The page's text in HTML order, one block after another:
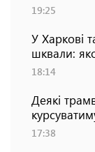
19:25
У Харкові
шквали:
18:14
Деякі
17:38